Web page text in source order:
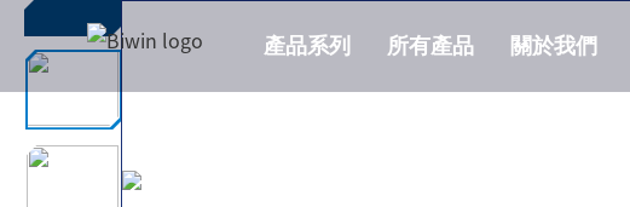
產品系列 所有產品 關於我們